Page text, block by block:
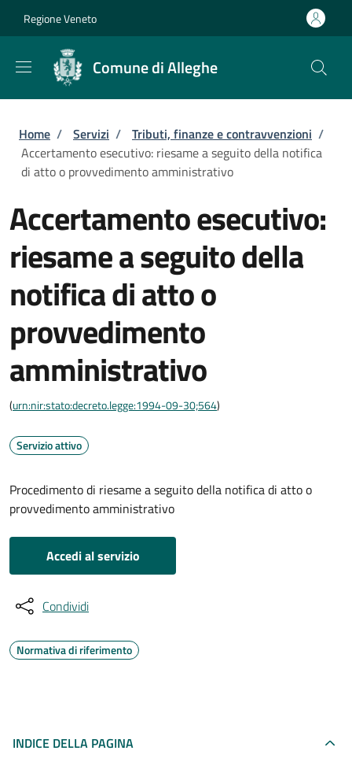
Regione Veneto
Comune di Alleghe
Briciole di pane
Home / Servizi / Tributi, finanze e contravvenzioni /
Accertamento esecutivo: riesame a seguito della notifica
di atto o provvedimento amministrativo
Accertamento esecutivo:
riesame a seguito della
notifica di atto o
provvedimento
amministrativo
(urn:nir:stato:decreto.legge:1994-09-30;564)
Servizio attivo
Procedimento di riesame a seguito della notifica di atto o
provvedimento amministrativo
Accedi al servizio
Condividi
Normativa di riferimento
INDICE DELLA PAGINA